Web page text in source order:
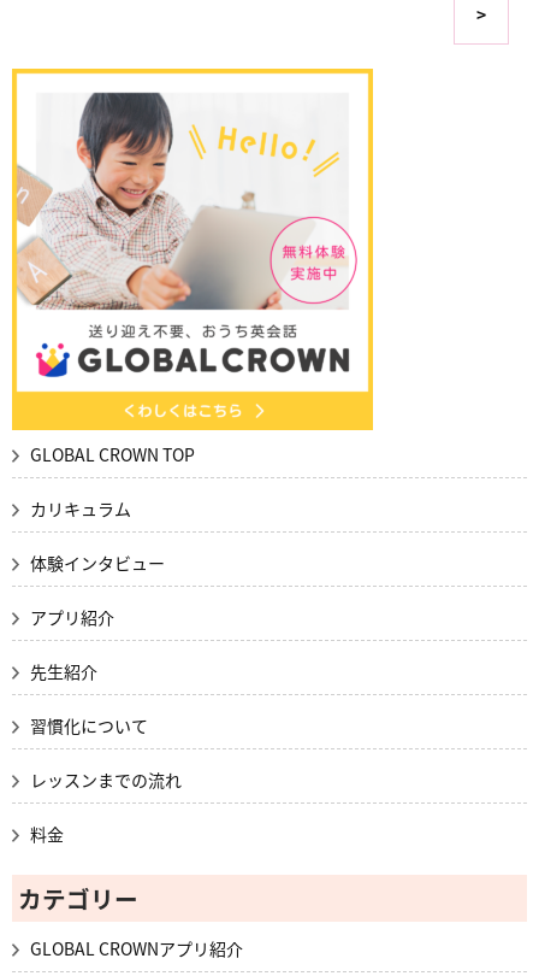
>
GLOBAL CROWN TOP
カリキュラム
体験インタビュー
アプリ紹介
先生紹介
習慣化について
レッスンまでの流れ
料金
カテゴリー
GLOBAL CROWNアプリ紹介